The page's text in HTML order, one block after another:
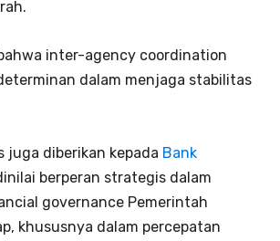
inter-agency coordination
dalam menjaga stabilitas
juga diberikan kepada Bank
berperan strategis dalam
governance Pemerintah
khususnya dalam percepatan